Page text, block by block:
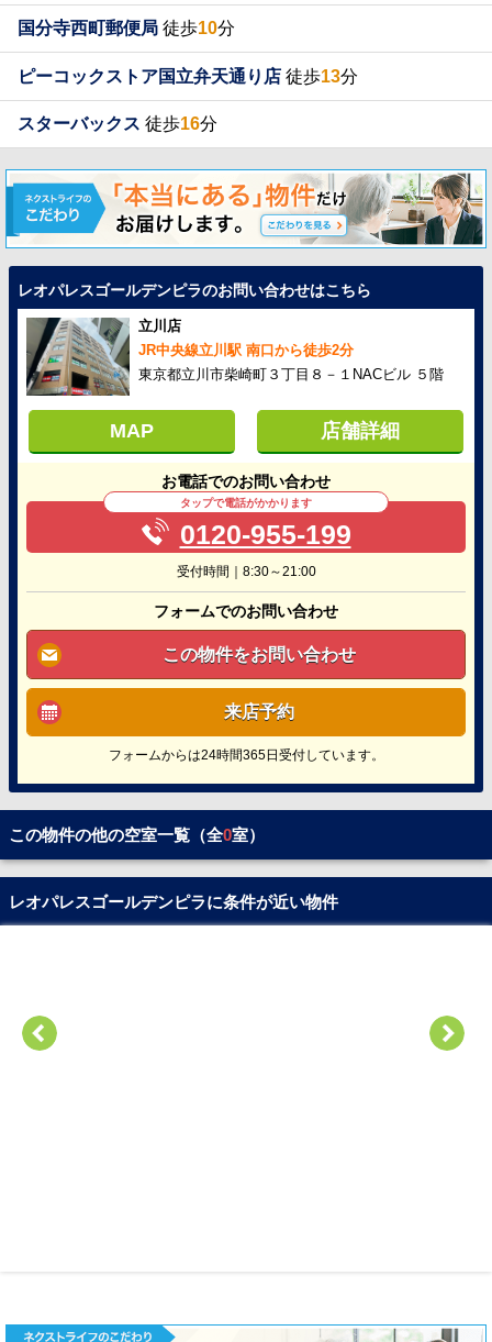
国分寺西町郵便局 徒歩10分
ピーコックストア国立弁天通り店 徒歩13分
スターバックス 徒歩16分
レオパレスゴールデンピラのお問い合わせはこちら
立川店
JR中央線立川駅 南口から徒歩2分
東京都立川市柴崎町３丁目８－１NACビル ５階
MAP 店舗詳細
お電話でのお問い合わせ
タップで電話がかかります
0120-955-199
受付時間｜8:30～21:00
フォームでのお問い合わせ
この物件をお問い合わせ
来店予約
フォームからは24時間365日受付しています。
この物件の他の空室一覧（全0室）
レオパレスゴールデンピラに条件が近い物件